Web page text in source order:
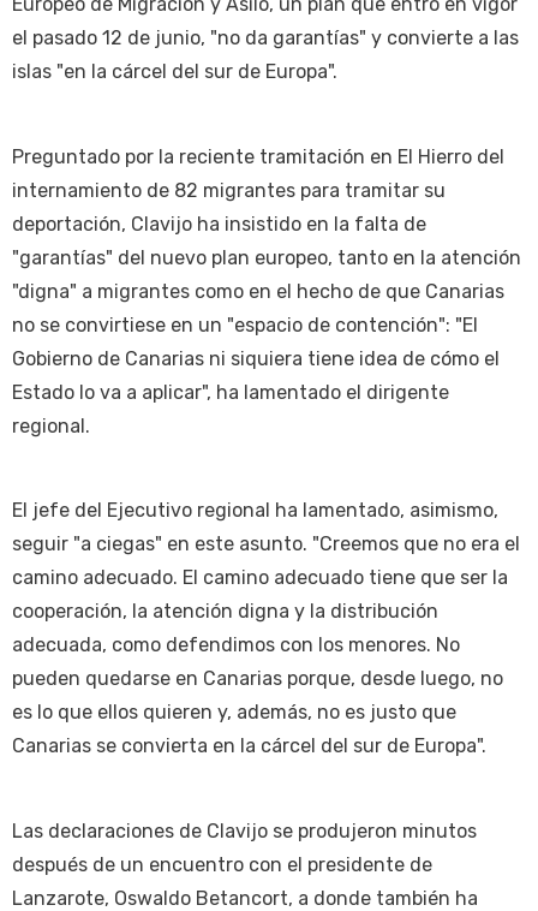
Europeo de Migración y Asilo, un plan que entró en vigor
el pasado 12 de junio, "no da garantías" y convierte a las
islas "en la cárcel del sur de Europa".
Preguntado por la reciente tramitación en El Hierro del
internamiento de 82 migrantes para tramitar su
deportación, Clavijo ha insistido en la falta de
"garantías" del nuevo plan europeo, tanto en la atención
"digna" a migrantes como en el hecho de que Canarias
no se convirtiese en un "espacio de contención": "El
Gobierno de Canarias ni siquiera tiene idea de cómo el
Estado lo va a aplicar", ha lamentado el dirigente
regional.
El jefe del Ejecutivo regional ha lamentado, asimismo,
seguir "a ciegas" en este asunto. "Creemos que no era el
camino adecuado. El camino adecuado tiene que ser la
cooperación, la atención digna y la distribución
adecuada, como defendimos con los menores. No
pueden quedarse en Canarias porque, desde luego, no
es lo que ellos quieren y, además, no es justo que
Canarias se convierta en la cárcel del sur de Europa".
Las declaraciones de Clavijo se produjeron minutos
después de un encuentro con el presidente de
Lanzarote, Oswaldo Betancort, a donde también ha